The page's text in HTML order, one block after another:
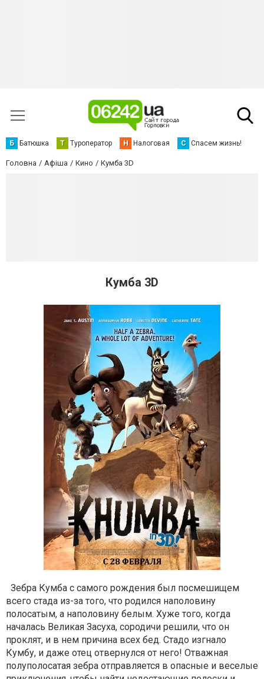
Б Батюшка Т Туроператор Н Налоговая С Спасем жизнь!
Головна Афіша Кино Кумба 3D
Кумба 3D
Зебра Кумба с самого рождения был посмешищем
всего стада из-за того, что родился наполовину
полосатым, а наполовину белым. Хуже того, когда
началась Великая Засуха, сородичи решили, что он
проклят, и в нем причина всех бед. Стадо изгнало
Кумбу, и даже отец отвернулся от него! Отважная
полуполосатая зебра отправляется в опасные и веселые